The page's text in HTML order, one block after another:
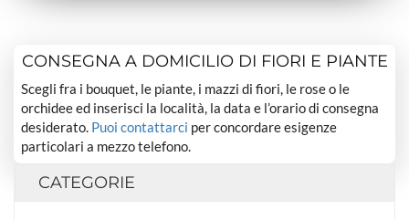
CONSEGNA A DOMICILIO DI FIORI E PIANTE
Scegli fra i bouquet, le piante, i mazzi di fiori, le rose o le
orchidee ed inserisci la località, la data e l’orario di consegna
desiderato. Puoi contattarci per concordare esigenze
particolari a mezzo telefono.
CATEGORIE